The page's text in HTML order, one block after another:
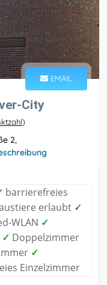
EMAIL
City
)
2,
barrierefreies
erlaubt ✓
WLAN ✓
✓ Doppelzimmer
✓
Einzelzimmer